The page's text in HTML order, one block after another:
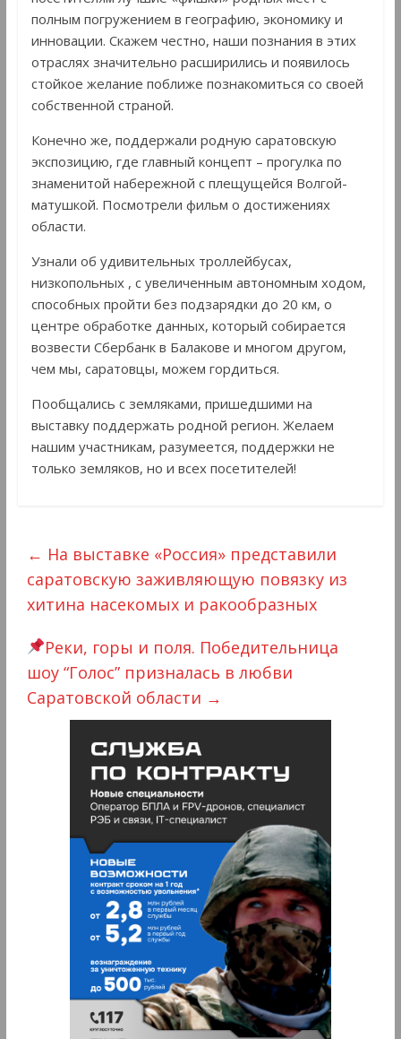
полным погружением в географию, экономику и
инновации. Скажем честно, наши познания в этих
отраслях значительно расширились и появилось
стойкое желание поближе познакомиться со своей
собственной страной.
Конечно же, поддержали родную саратовскую
экспозицию, где главный концепт – прогулка по
знаменитой набережной с плещущейся Волгой-
матушкой. Посмотрели фильм о достижениях
области.
Узнали об удивительных троллейбусах,
низкопольных , с увеличенным автономным ходом,
способных пройти без подзарядки до 20 км, о
центре обработке данных, который собирается
возвести Сбербанк в Балакове и многом другом,
чем мы, саратовцы, можем гордиться.
Пообщались с земляками, пришедшими на
выставку поддержать родной регион. Желаем
нашим участникам, разумеется, поддержки не
только земляков, но и всех посетителей!
← На выставке «Россия» представили
саратовскую заживляющую повязку из
хитина насекомых и ракообразных
Реки, горы и поля. Победительница
шоу “Голос” призналась в любви
Саратовской области →